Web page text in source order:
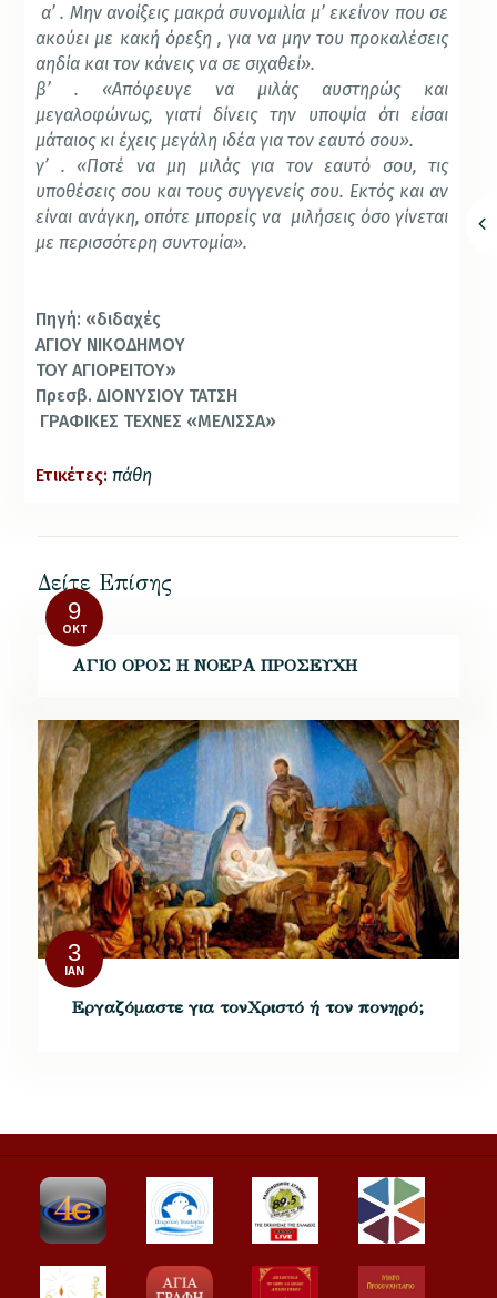
α’ . Μην ανοίξεις μακρά συνομιλία μ’ εκείνον που σε
ακούει με κακή όρεξη , για να μην του προκαλέσεις
αηδία και τον κάνεις να σε σιχαθεί».
β’ . «Απόφευγε να μιλάς αυστηρώς και
μεγαλοφώνως, γιατί δίνεις την υποψία ότι είσαι
μάταιος κι έχεις μεγάλη ιδέα για τον εαυτό σου».
γ’ . «Ποτέ να μη μιλάς για τον εαυτό σου, τις
υποθέσεις σου και τους συγγενείς σου. Εκτός και αν
είναι ανάγκη, οπότε μπορείς να μιλήσεις όσο γίνεται
με περισσότερη συντομία».
Πηγή: «διδαχές
ΑΓΙΟΥ ΝΙΚΟΔΗΜΟΥ
ΤΟΥ ΑΓΙΟΡΕΙΤΟΥ»
Πρεσβ. ΔΙΟΝΥΣΙΟΥ ΤΑΤΣΗ
ΓΡΑΦΙΚΕΣ ΤΕΧΝΕΣ «ΜΕΛΙΣΣΑ»
Ετικέτες: πάθη
Δείτε Επίσης
9
ΟΚΤ
ΑΓΙΟ ΟΡΟΣ Η ΝΟΕΡΑ ΠΡΟΣΕΥΧΗ
3
ΙΑΝ
Εργαζόμαστε για τονΧριστό ή τον πονηρό;